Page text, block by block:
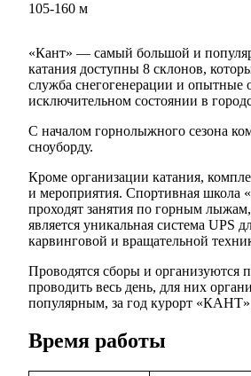
105-160 м
«Кант» — самый большой и
катания доступны 8 склонов,
служба снегогенерации и опытные
исключительном состоянии в
С началом горнолыжного сезона
сноуборду.
Кроме организации катания,
и мероприятия. Спортивная школа
проходят занятия по горным
является уникальная система UPS
карвинговой и вращательной
Проводятся сборы и организуются
проводить весь день, для них
популярным, за год курорт
Время работы